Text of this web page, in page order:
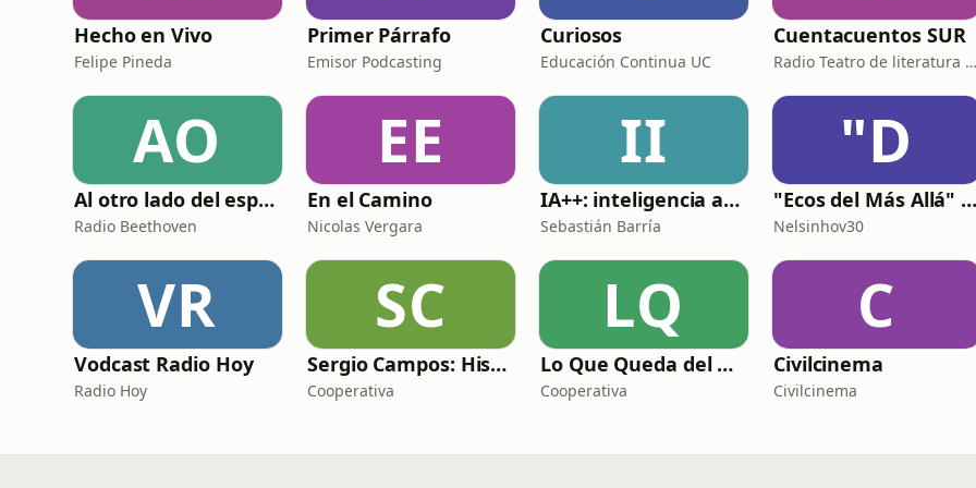
Hecho en Vivo
Felipe Pineda
Primer Párrafo
Emisor Podcasting
Curiosos
Educación Continua UC
Cuentacuentos SUR
Radio Teatro de literatura Infantil
AO
Al otro lado del espejo - Beethoven FM
Radio Beethoven
EE
En el Camino
Nicolas Vergara
II
IA++: inteligencia artificial para programadores
Sebastián Barría
"D
"Ecos del Más Allá" Historias Paranormales de Chile, Latinoamérica y el mundo en 3 minutos
Nelsinhov30
VR
Vodcast Radio Hoy
Radio Hoy
SC
Sergio Campos: Historias de radio
Cooperativa
LQ
Lo Que Queda del Día
Cooperativa
C
Civilcinema
Civilcinema